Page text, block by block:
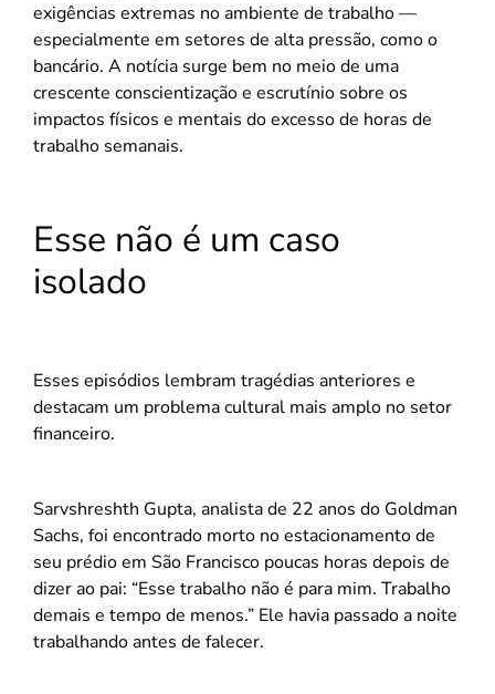
exigências extremas no ambiente de trabalho —
especialmente em setores de alta pressão, como o
bancário. A notícia surge bem no meio de uma
crescente conscientização e escrutínio sobre os
impactos físicos e mentais do excesso de horas de
trabalho semanais.
Esse não é um caso
isolado
Esses episódios lembram tragédias anteriores e
destacam um problema cultural mais amplo no setor
financeiro.
Sarvshreshth Gupta, analista de 22 anos do Goldman
Sachs, foi encontrado morto no estacionamento de
seu prédio em São Francisco poucas horas depois de
dizer ao pai: “Esse trabalho não é para mim. Trabalho
demais e tempo de menos.” Ele havia passado a noite
trabalhando antes de falecer.